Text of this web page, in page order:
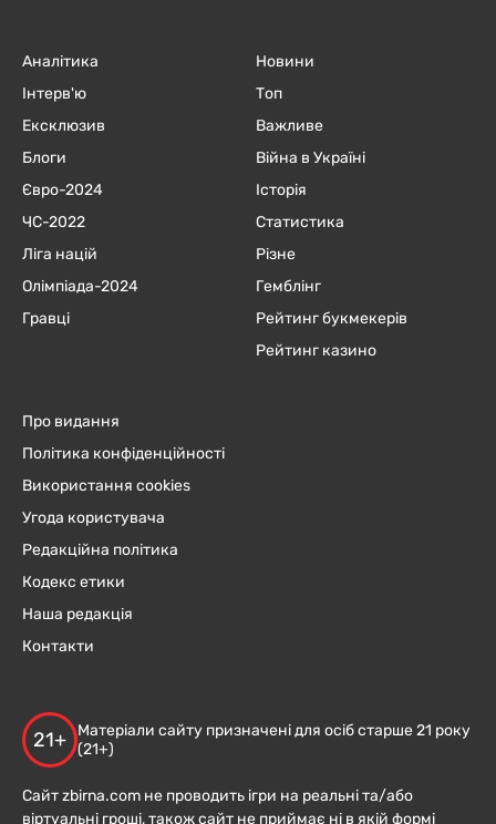
Аналітика
Інтерв'ю
Ексклюзив
Блоги
Євро-2024
ЧC-2022
Ліга націй
Олімпіада-2024
Гравці
Новини
Топ
Важливе
Війна в Україні
Історія
Статистика
Різне
Гемблінг
Рейтинг букмекерів
Рейтинг казино
Про видання
Політика конфіденційності
Використання cookies
Угода користувача
Редакційна політика
Кодекс етики
Наша редакція
Контакти
21+
Матеріали сайту призначені для осіб старше 21 року
(21+)
Сайт zbirna.com не проводить ігри на реальні та/або
віртуальні гроші, також сайт не приймає ні в якій формі